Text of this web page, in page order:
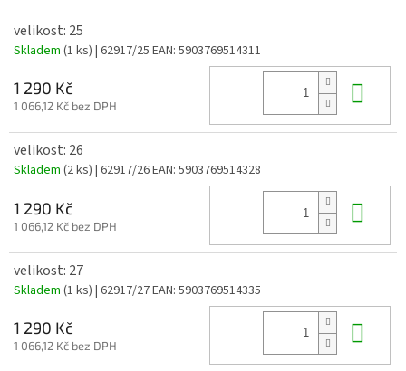
velikost: 25
Skladem (1 ks) | 62917/25 EAN: 5903769514311
1 290 Kč
1 066,12 Kč bez DPH
velikost: 26
Skladem (2 ks) | 62917/26EAN: 5903769514328
1 290 Kč
1 066,12 Kč bez DPH
velikost: 27
Skladem (1 ks) | 62917/27EAN: 5903769514335
1 290 Kč
1 066,12 Kč bez DPH